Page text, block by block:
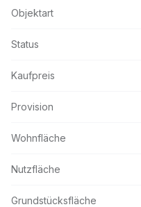
Objektart
Status
Kaufpreis
Provision
Wohnfläche
Nutzfläche
Grundstücksfläche